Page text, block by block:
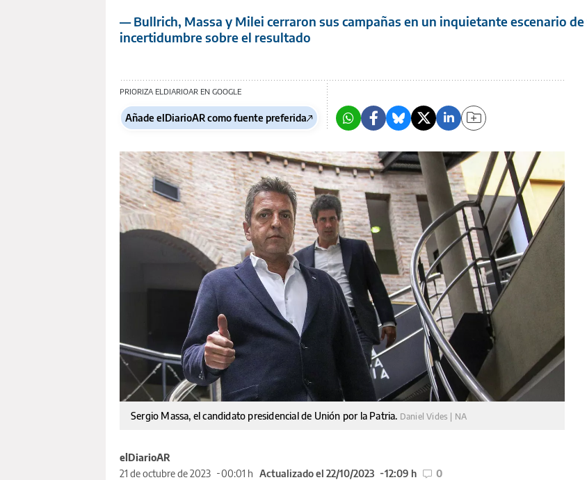
— Bullrich, Massa y Milei cerraron sus campañas en un inquietante escenario
incertidumbre sobre el resultado
PRIORIZA ELDIARIOAR EN GOOGLE
Añade elDiarioAR como fuente preferida
Sergio Massa, el candidato presidencial de Unión por la Patria. Daniel Vides | NA
elDiarioAR
21 de octubre de 2023
00:01 h Actualizado el 22/10/2023 12:09 h 0